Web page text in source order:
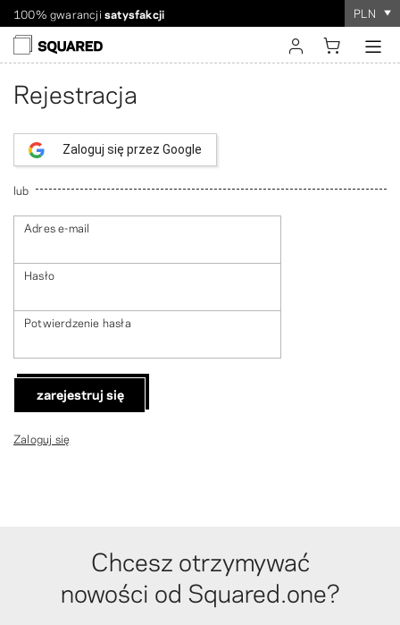
Wysyłka na cały świat. Tańsza dostawa przy zamówieniach
powyżej 60 USD
Zamówienie zajmuje
100% gwarancji satysfakcji PLN
Rejestracja
Zaloguj się przez Google
lub
Adres e-mail
Hasło
Potwierdzenie hasła
zarejestruj się
Zaloguj się
Chcesz otrzymywać
nowości od Squared.one?